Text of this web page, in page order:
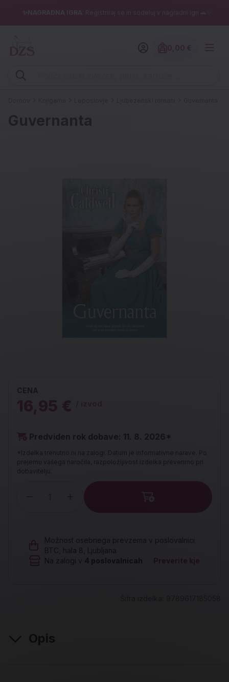
✨NAGRADNA IGRA : Registriraj se in sodeluj v nagradni igri 🚗✨
Vpišite iskalni niz (šolski zvezek, pero, kartuše ...)
Guvernanta
CENA
16,95 €
Predviden rok dobave: 11. 8. 2026*
*Izdelka trenutno ni na zalogi. Datum je informativne narave. Po
prejemu vašega naročila, razpoložljivost izdelka preverimo pri
dobavitelju.
Možnost osebnega prevzema v poslovalnici
BTC, hala 8, Ljubljana
Na zalogi v 4 poslovalnicah Preverite kje
Opis